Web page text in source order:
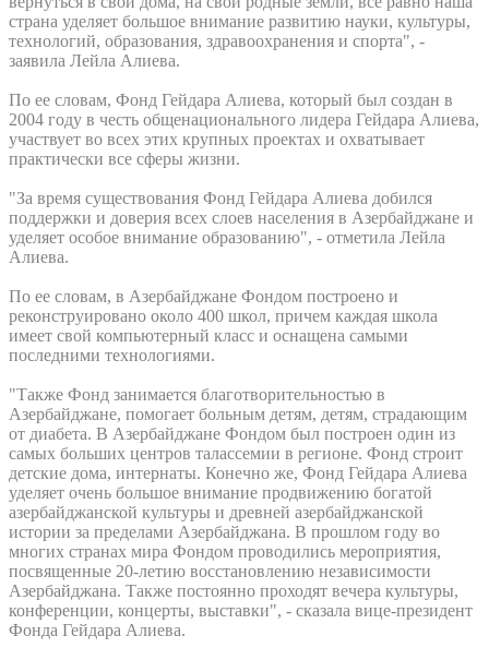
страна уделяет большое внимание развитию науки, культуры,
технологий, образования, здравоохранения и спорта", -
заявила Лейла Алиева.
По ее словам, Фонд Гейдара Алиева, который был создан в
2004 году в честь общенационального лидера Гейдара Алиева,
участвует во всех этих крупных проектах и охватывает
практически все сферы жизни.
"За время существования Фонд Гейдара Алиева добился
поддержки и доверия всех слоев населения в Азербайджане и
уделяет особое внимание образованию", - отметила Лейла
Алиева.
По ее словам, в Азербайджане Фондом построено и
реконструировано около 400 школ, причем каждая школа
имеет свой компьютерный класс и оснащена самыми
последними технологиями.
"Также Фонд занимается благотворительностью в
Азербайджане, помогает больным детям, детям, страдающим
от диабета. В Азербайджане Фондом был построен один из
самых больших центров талассемии в регионе. Фонд строит
детские дома, интернаты. Конечно же, Фонд Гейдара Алиева
уделяет очень большое внимание продвижению богатой
азербайджанской культуры и древней азербайджанской
истории за пределами Азербайджана. В прошлом году во
многих странах мира Фондом проводились мероприятия,
посвященные 20-летию восстановлению независимости
Азербайджана. Также постоянно проходят вечера культуры,
конференции, концерты, выставки", - сказала вице-президент
Фонда Гейдара Алиева.